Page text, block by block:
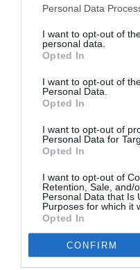
Personal Data
I want to opt-out of
personal data.
Opted In
I want to opt-out of
Personal Data.
Opted In
I want to opt-out of
Personal Data for
Opted In
I want to opt-out of
Retention, Sale, and/
Personal Data that Is
Purposes for which it
Opted In
CONFIRM
Κάθε βδομάδα στο e-